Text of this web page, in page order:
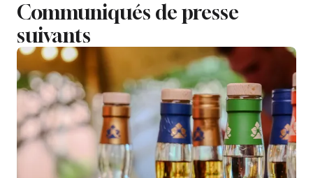
Communiqués de presse
suivants